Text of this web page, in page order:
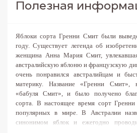
Полезная
Яблоки сорта Гренни Смит были
году. Существует легенда об
женщина Анна Мария Смит,
австралийскую яблоню и французскую
очень понравился австралийцам и
материку. Название «Гренни Смит»,
«бабуля Смит», и было получено
сорта. В настоящее время сорт
популярных в мире. В Австралии
синонимом яблок и ежегодно